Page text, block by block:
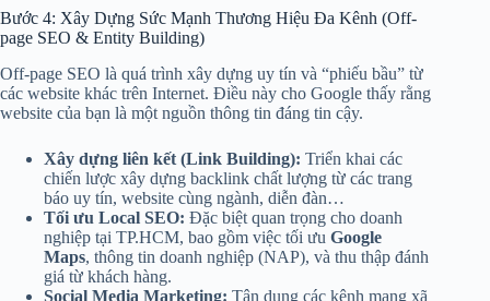
Bước 4: Xây Dựng Sức Mạnh Thương Hiệu Đa Kênh (Off-
page SEO & Entity Building)
Off-page SEO là quá trình xây dựng uy tín và “phiếu bầu” từ
các website khác trên Internet. Điều này cho Google thấy rằng
website của bạn là một nguồn thông tin đáng tin cậy.
Xây dựng liên kết (Link Building): Triển khai các
chiến lược xây dựng backlink chất lượng từ các trang
báo uy tín, website cùng ngành, diễn đàn…
Tối ưu Local SEO: Đặc biệt quan trọng cho doanh
nghiệp tại TP.HCM, bao gồm việc tối ưu Google
Maps, thông tin doanh nghiệp (NAP), và thu thập đánh
giá từ khách hàng.
Social Media Marketing: Tận dụng các kênh mạng xã